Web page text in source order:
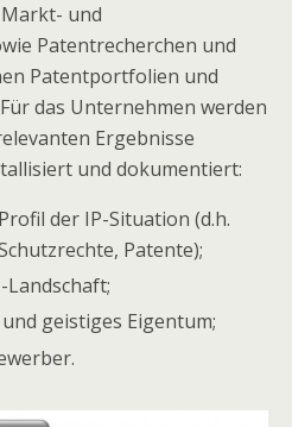
und
Patentrecherchen und
Patentportfolien und
das Unternehmen werden
Ergebnisse
und dokumentiert:
der IP-Situation (d.h.
Patente);
geistiges Eigentum;